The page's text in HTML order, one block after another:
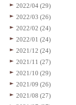
2022/04 (29)
2022/03 (26)
2022/02 (24)
2022/01 (24)
2021/12 (24)
2021/11 (27)
2021/10 (29)
2021/09 (26)
2021/08 (27)